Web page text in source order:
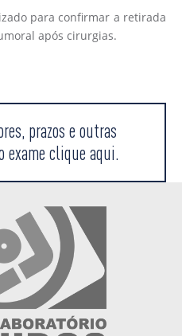
para confirmar a retirada
após cirurgias.
prazos e outras
exame clique aqui.